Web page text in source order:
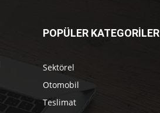
POPÜLER KATEGORİLER
Sektörel
Otomobil
Teslimat